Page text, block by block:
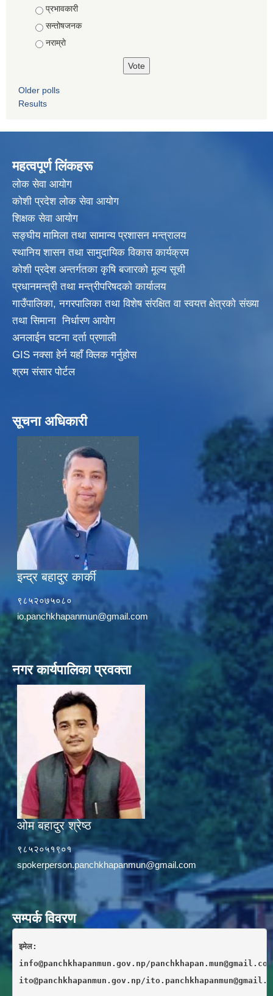
Choices
प्रभावकारी
सन्तोषजनक
नराम्राे
Older polls
Results
महत्वपूर्ण लिंकहरू
लाेक सेवा आयाेग
कोशी प्रदेश लोक सेवा आयोग
शिक्षक सेवा आयाेग
सङ्‍घीय मामिला तथा सामान्य प्रशासन मन्त्रालय
स्थानिय शासन तथा सामुदायिक विकास कार्यक्रम
कोशी प्रदेश अन्तर्गतका कृषि बजारको मूल्य सूची
प्रधानमन्त्री तथा मन्त्रीपरिषदकाे कार्यालय
गाउँपालिका, नगरपालिका तथा विशेष संरक्षित वा स्वयत्त क्षेत्रकाे संख्या
तथा सिमाना निर्धारण आयाेग
अनलाईन घटना दर्ता प्रणाली
GIS नक्सा हेर्न यहाँ क्लिक गर्नुहाेस
श्रम संसार पोर्टल
सूचना अधिकारी
इन्द्र बहादुर कार्की
९८५२०७५०८०
io.panchkhapanmun@gmail.com
नगर कार्यपालिका प्रवक्ता
ओम बहादुर श्रेष्ठ
९८५२०५१९०१
spokerperson.panchkhapanmun@gmail.com
सम्पर्क विवरण
इमेल:
info@panchkhapanmun.gov.np/
ito@panchkhapanmun.gov.np/